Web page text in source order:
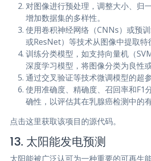
对图像进行预处理，调整大小、归
增加数据集的多样性。
使用卷积神经网络（CNNs）或预
或ResNet）等技术从图像中提取特
训练分类模型，如支持向量机（
深度学习模型，将图像分类为良性或
通过交叉验证等技术微调模型的超
使用准确度、精确度、召回率和F1
确性，以评估其在乳腺癌检测中的有
点击这里获取该项目的源代码。
13. 太阳能发电预测
太阳能被广泛认可为一种重要的可再生